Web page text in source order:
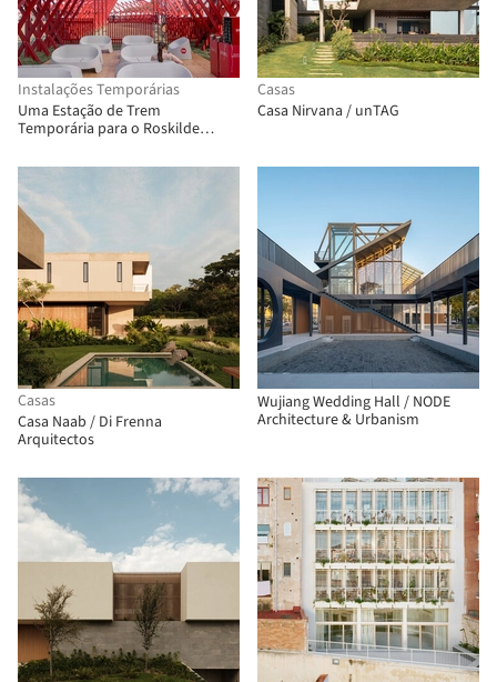
Instalações Temporárias
Uma Estação de Trem
Temporária para o Roskilde
Casas
Casa Nirvana / unTAG
Casas
Casa Naab / Di Frenna
Arquitectos
Wujiang Wedding Hall / NODE
Architecture & Urbanism